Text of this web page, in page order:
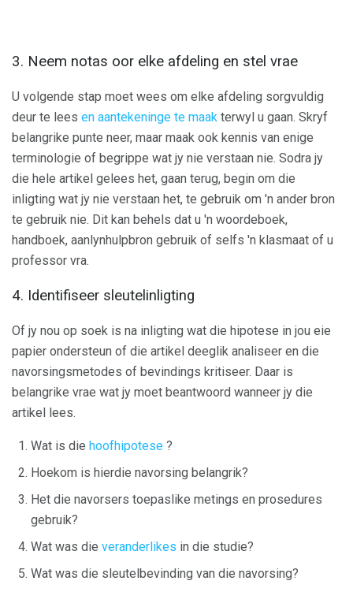
3. Neem notas oor elke afdeling en stel vrae
U volgende stap moet wees om elke afdeling sorgvuldig
deur te lees en aantekeninge te maak terwyl u gaan. Skryf
belangrike punte neer, maar maak ook kennis van enige
terminologie of begrippe wat jy nie verstaan ​​nie. Sodra jy
die hele artikel gelees het, gaan terug, begin om die
inligting wat jy nie verstaan ​​het, te gebruik om 'n ander bron
te gebruik nie. Dit kan behels dat u 'n woordeboek,
handboek, aanlynhulpbron gebruik of selfs 'n klasmaat of u
professor vra.
4. Identifiseer sleutelinligting
Of jy nou op soek is na inligting wat die hipotese in jou eie
papier ondersteun of die artikel deeglik analiseer en die
navorsingsmetodes of bevindings kritiseer. Daar is
belangrike vrae wat jy moet beantwoord wanneer jy die
artikel lees.
Wat is die hoofhipotese ?
Hoekom is hierdie navorsing belangrik?
Het die navorsers toepaslike metings en prosedures
gebruik?
Wat was die veranderlikes in die studie?
Wat was die sleutelbevinding van die navorsing?